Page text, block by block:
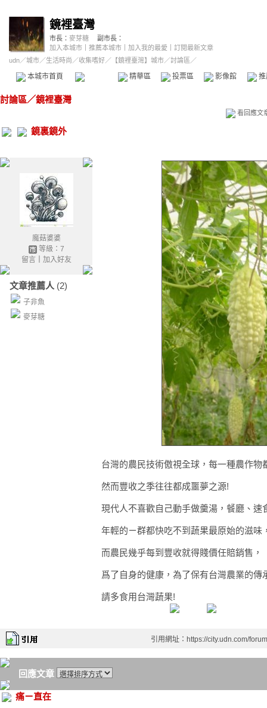
鏡裡臺灣
市長： 麥芽糖
副市長：
加入本城市
推薦本城市 加入我的最愛
訂閱最新文章
udn／城市／生活時尚 ／收集嗜好／ 【鏡裡臺灣】城市／討論區／
本城市首頁 精華區 投票區 影像館
討論區／鏡裡臺灣
看回應文
鏡裏鏡外
魔菇婆婆
等級：7
留言｜ 加入好友
文章推薦人 (2)
子非魚
麥芽糖
台灣的農民技術傲視全球，每一種農作物
然而豐收之季往往都成噩夢之源!
現代人不喜歡自己動手做羹湯，餐廳、速
年輕的ㄧ群都快吃不到蔬果最原始的滋味
而農民幾乎每到豐收就得賤價任賠銷售，
爲了自身的健康，為了保有台灣農業的傳
請多食用台灣蔬果!
引用網址：https://city.udn.com/
回應文章
痛ㄧ直在